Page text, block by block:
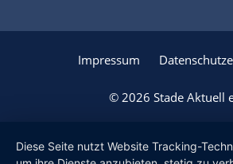
Impressum
© 2026 Stade Aktuell
Diese Seite nutzt Website Tracking-